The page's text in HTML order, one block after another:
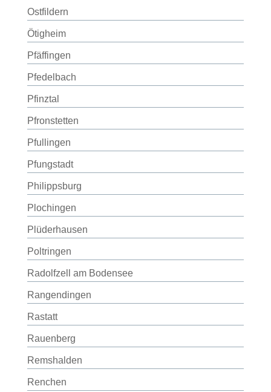
Ostfildern
Ötigheim
Pfäffingen
Pfedelbach
Pfinztal
Pfronstetten
Pfullingen
Pfungstadt
Philippsburg
Plochingen
Plüderhausen
Poltringen
Radolfzell am Bodensee
Rangendingen
Rastatt
Rauenberg
Remshalden
Renchen